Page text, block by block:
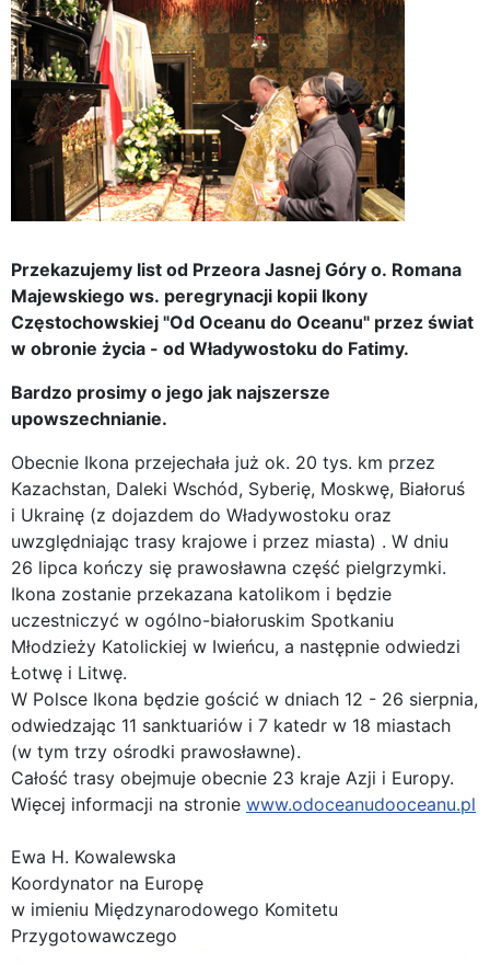
Przekazujemy list od Przeora Jasnej Góry o. Romana
Majewskiego ws. peregrynacji kopii Ikony
Częstochowskiej "Od Oceanu do Oceanu" przez świat
w obronie życia - od Władywostoku do Fatimy.
Bardzo prosimy o jego jak najszersze
upowszechnianie.
Obecnie Ikona przejechała już ok. 20 tys. km przez
Kazachstan, Daleki Wschód, Syberię, Moskwę, Białoruś
i Ukrainę (z dojazdem do Władywostoku oraz
uwzględniając trasy krajowe i przez miasta) . W dniu
26 lipca kończy się prawosławna część pielgrzymki.
Ikona zostanie przekazana katolikom i będzie
uczestniczyć w ogólno-białoruskim Spotkaniu
Młodzieży Katolickiej w Iwieńcu, a następnie odwiedzi
Łotwę i Litwę.
W Polsce Ikona będzie gościć w dniach 12 - 26 sierpnia,
odwiedzając 11 sanktuariów i 7 katedr w 18 miastach
(w tym trzy ośrodki prawosławne).
Całość trasy obejmuje obecnie 23 kraje Azji i Europy.
Więcej informacji na stronie www.odoceanudooceanu.pl
Ewa H. Kowalewska
Koordynator na Europę
w imieniu Międzynarodowego Komitetu
Przygotowawczego